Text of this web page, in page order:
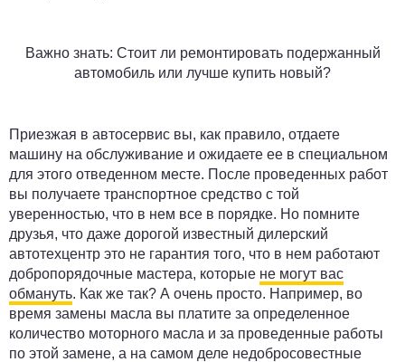
Важно знать: Стоит ли ремонтировать подержанный
автомобиль или лучше купить новый?
Приезжая в автосервис вы, как правило, отдаете
машину на обслуживание и ожидаете ее в специальном
для этого отведенном месте. После проведенных работ
вы получаете транспортное средство с той
уверенностью, что в нем все в порядке. Но помните
друзья, что даже дорогой известный дилерский
автотехцентр это не гарантия того, что в нем работают
добропорядочные мастера, которые не могут вас
обмануть. Как же так? А очень просто. Например, во
время замены масла вы платите за определенное
количество моторного масла и за проведенные работы
по этой замене, а на самом деле недобросовестные